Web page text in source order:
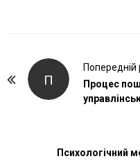
П
Попередній
Процес
Психологічний